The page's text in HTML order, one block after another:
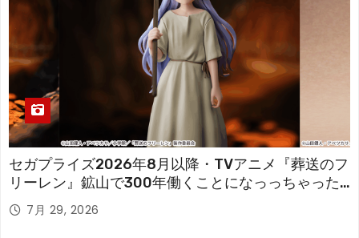
セガプライズ2026年8月以降・TVアニメ『葬送のフ
リーレン』鉱山で300年働くことになっっちゃった
「フリーレン」を立体化！
7月 29, 2026